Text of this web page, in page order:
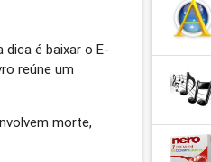
é baixar o E-
reúne um
morte,